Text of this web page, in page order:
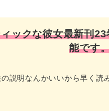
ックな彼女最新刊
能です
説明なんかいいから早く読